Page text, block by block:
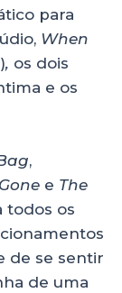
para
When
, os dois
e os
,
e The
todos os
de se sentir
de uma